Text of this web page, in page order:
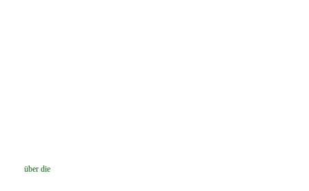
über die